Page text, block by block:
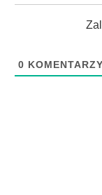
0 KOMENTARZY